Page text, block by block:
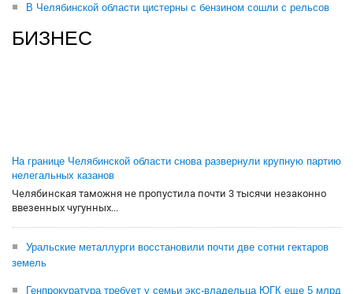
В Челябинской области цистерны с бензином сошли с рельсов
БИЗНЕС
На границе Челябинской области снова развернули крупную партию
нелегальных казанов
Челябинская таможня не пропустила почти 3 тысячи незаконно
ввезенных чугунных...
Уральские металлурги восстановили почти две сотни гектаров
земель
Генпрокуратура требует у семьи экс-владельца ЮГК еще 5 млрд